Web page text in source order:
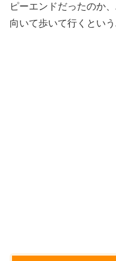
ピーエンドだったのか
向いて歩いて行くとい